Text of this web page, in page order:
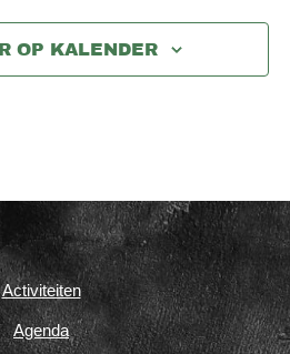
OP KALENDER
Activiteiten
Agenda